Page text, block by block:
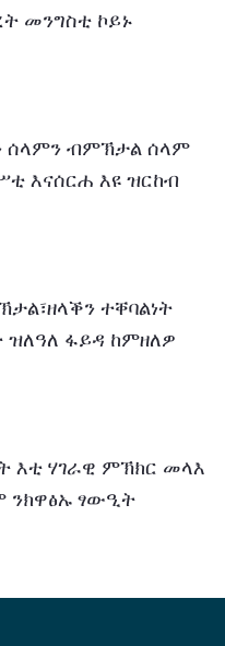
መንግስቲ ኮይኑ
እናሰርሐ እዩ ዝርከብ
ፋይዳ ከምዘለዎ
ንክዋፅኡ ፃውዒት